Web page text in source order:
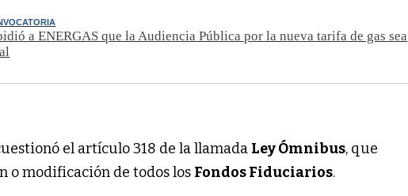
a ENERGAS que la Audiencia Pública por la nueva tarifa de gas sea
el artículo 318 de la llamada Ley Ómnibus, que
o modificación de todos los Fondos Fiduciarios.